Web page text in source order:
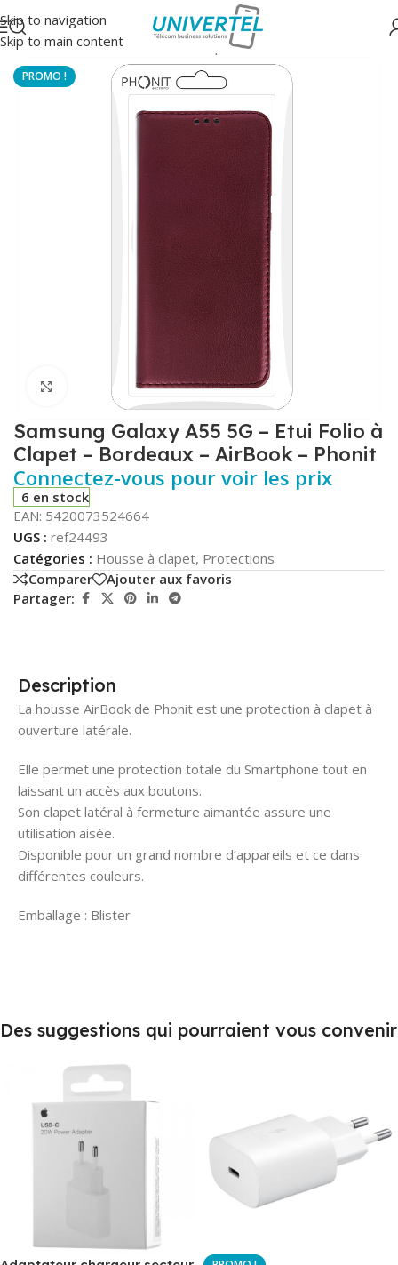
Skip to navigation
Skip to main content
Accueil/Protections Housse à clapet
Click to enlarge
Samsung Galaxy A55 5G – Etui Folio à
Clapet – Bordeaux – AirBook – Phonit
Connectez-vous pour voir les prix
6 en stock
EAN: 5420073524664
UGS : ref24493
Catégories : Housse à clapet, Protections
Comparer
Ajouter aux favoris
Partager:
Description
La housse AirBook de Phonit est une protection à clapet à
ouverture latérale.
Elle permet une protection totale du Smartphone tout en
laissant un accès aux boutons.
Son clapet latéral à fermeture aimantée assure une
utilisation aisée.
Disponible pour un grand nombre d’appareils et ce dans
différentes couleurs.
Emballage : Blister
Des suggestions qui pourraient vous convenir